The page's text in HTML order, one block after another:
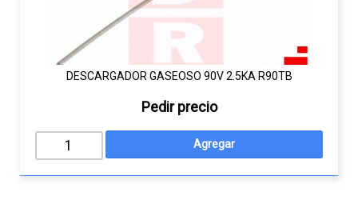
DESCARGADOR GASEOSO 90V 2.5KA R90TB
Pedir precio